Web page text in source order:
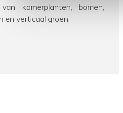
kamerplanten, bomen,
en verticaal groen.